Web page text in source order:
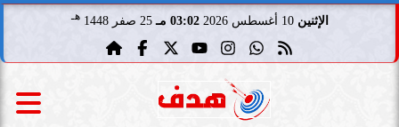
الإثنين 10 أغسطس 2026 03:02 مـ 25 صفر 1448 هـ